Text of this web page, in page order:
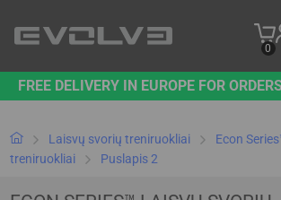
0
PRODUKTAI
MŪSŲ PREKĖS ŽENKLAS
FREE DELIVERY IN EUROPE FOR
Laisvų svorių treniruokliai
Econ
treniruokliai
Puslapis 2